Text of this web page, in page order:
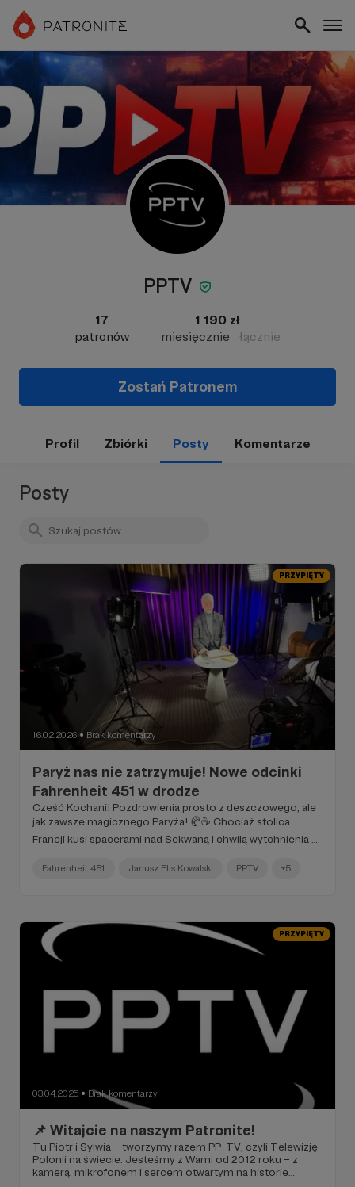
PPTV
17
patronów
1 190 zł
miesięcznie
łącznie
Zostań Patronem
Profil Zbiórki Posty Komentarze
Posty
PRZYPIĘTY
16.02.2026 ● Brak komentarzy
Paryż nas nie zatrzymuje! Nowe odcinki
Fahrenheit 451 w drodze
Cześć Kochani! Pozdrowienia prosto z deszczowego, ale
jak zawsze magicznego Paryża! 🥐☕️ Chociaż stolica
Francji kusi spacerami nad Sekwaną i chwilą wytchnienia w
urlopu od ważnych tematów!
Fahrenheit 451 Janusz Elis Kowalski PPTV +5
PRZYPIĘTY
03.04.2025 ● Brak komentarzy
📌 Witajcie na naszym Patronite!
Tu Piotr i Sylwia – tworzymy razem PP-TV, czyli Telewizję
Polonii na świecie. Jesteśmy z Wami od 2012 roku – z
kamerą, mikrofonem i sercem otwartym na historie